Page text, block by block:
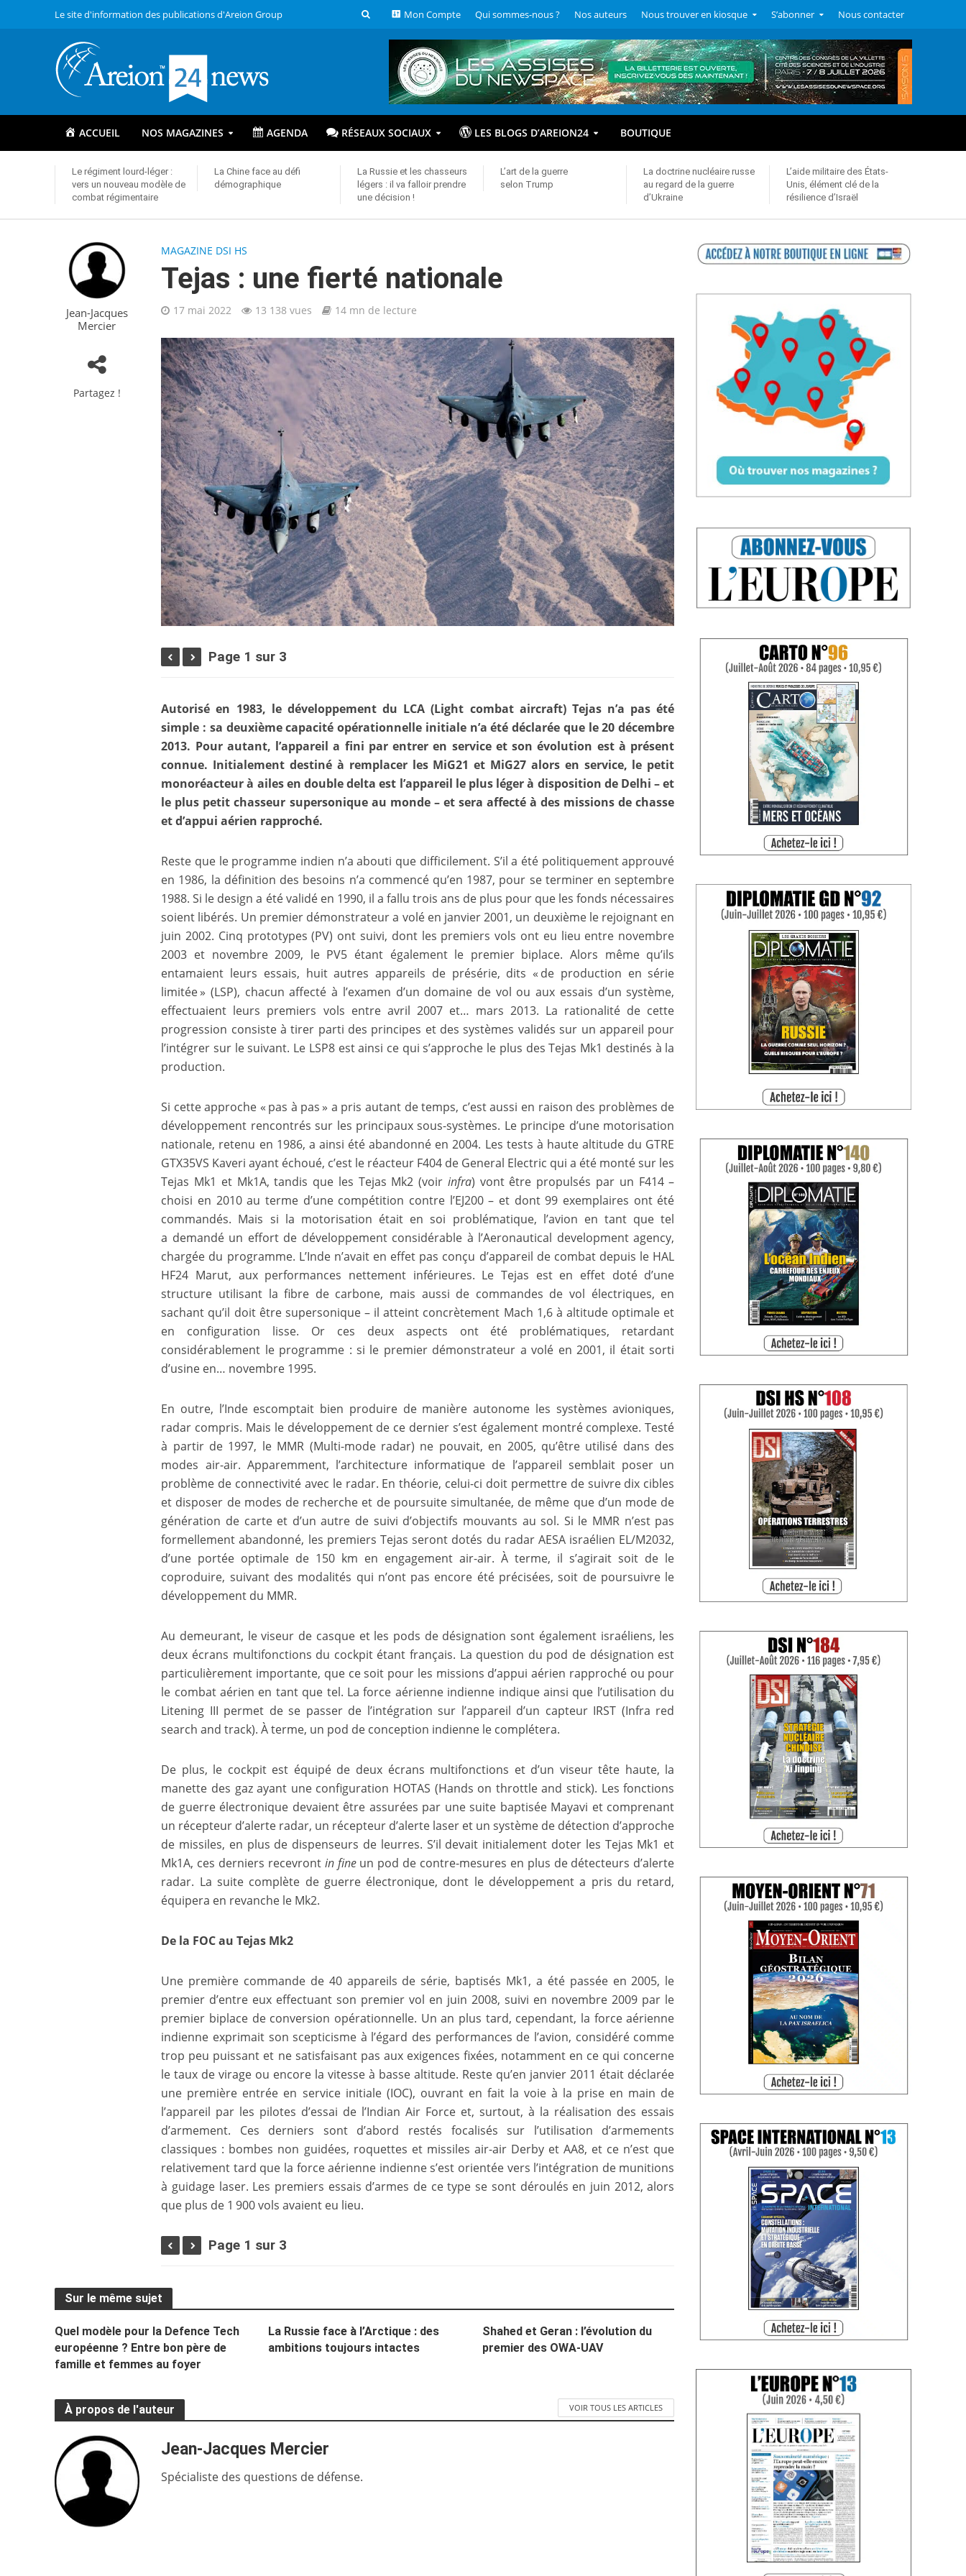
Le site d'information des publications d'Areion Group Mon Compte Qui sommes-nous ? Nos auteurs Nous trouver en kiosque S’abonner Nous contacter
ACCUEIL NOS MAGAZINES AGENDA RÉSEAUX SOCIAUX LES BLOGS D’AREION24 BOUTIQUE
Le régiment lourd-léger :
vers un nouveau modèle de
combat régimentaire
La Chine face au défi
démographique
La Russie et les chasseurs
légers : il va falloir prendre
une décision !
L’art de la guerre
selon Trump
La doctrine nucléaire russe
au regard de la guerre
d’Ukraine
L’aide militaire des États-
Unis, élément clé de la
résilience d’Israël
Jean-Jacques
Mercier
Partagez !
MAGAZINE DSI HS
Tejas : une fierté nationale
17 mai 2022 13 138 vues 14 mn de lecture
Page 1 sur 3
Autorisé en 1983, le développement du LCA (Light combat aircraft) Tejas n’a pas été
simple : sa deuxième capacité opérationnelle initiale n’a été déclarée que le 20 décembre
2013. Pour autant, l’appareil a fini par entrer en service et son évolution est à présent
connue. Initialement destiné à remplacer les MiG21 et MiG27 alors en service, le petit
monoréacteur à ailes en double delta est l’appareil le plus léger à disposition de Delhi – et
le plus petit chasseur supersonique au monde – et sera affecté à des missions de chasse
et d’appui aérien rapproché.
Reste que le programme indien n’a abouti que difficilement. S’il a été politiquement approuvé
en 1986, la définition des besoins n’a commencé qu’en 1987, pour se terminer en septembre
1988. Si le design a été validé en 1990, il a fallu trois ans de plus pour que les fonds nécessaires
soient libérés. Un premier démonstrateur a volé en janvier 2001, un deuxième le rejoignant en
juin 2002. Cinq prototypes (PV) ont suivi, dont les premiers vols ont eu lieu entre novembre
2003 et novembre 2009, le PV5 étant également le premier biplace. Alors même qu’ils
entamaient leurs essais, huit autres appareils de présérie, dits « de production en série
limitée » (LSP), chacun affecté à l’examen d’un domaine de vol ou aux essais d’un système,
effectuaient leurs premiers vols entre avril 2007 et… mars 2013. La rationalité de cette
progression consiste à tirer parti des principes et des systèmes validés sur un appareil pour
l’intégrer sur le suivant. Le LSP8 est ainsi ce qui s’approche le plus des Tejas Mk1 destinés à la
production.
Si cette approche « pas à pas » a pris autant de temps, c’est aussi en raison des problèmes de
développement rencontrés sur les principaux sous-systèmes. Le principe d’une motorisation
nationale, retenu en 1986, a ainsi été abandonné en 2004. Les tests à haute altitude du GTRE
GTX35VS Kaveri ayant échoué, c’est le réacteur F404 de General Electric qui a été monté sur les
Tejas Mk1 et Mk1A, tandis que les Tejas Mk2 (voir infra) vont être propulsés par un F414 –
choisi en 2010 au terme d’une compétition contre l’EJ200 – et dont 99 exemplaires ont été
commandés. Mais si la motorisation était en soi problématique, l’avion en tant que tel
a demandé un effort de développement considérable à l’Aeronautical development agency,
chargée du programme. L’Inde n’avait en effet pas conçu d’appareil de combat depuis le HAL
HF24 Marut, aux performances nettement inférieures. Le Tejas est en effet doté d’une
structure utilisant la fibre de carbone, mais aussi de commandes de vol électriques, en
sachant qu’il doit être supersonique – il atteint concrètement Mach 1,6 à altitude optimale et
en configuration lisse. Or ces deux aspects ont été problématiques, retardant
considérablement le programme : si le premier démonstrateur a volé en 2001, il était sorti
d’usine en… novembre 1995.
En outre, l’Inde escomptait bien produire de manière autonome les systèmes avioniques,
radar compris. Mais le développement de ce dernier s’est également montré complexe. Testé
à partir de 1997, le MMR (Multi-mode radar) ne pouvait, en 2005, qu’être utilisé dans des
modes air-air. Apparemment, l’architecture informatique de l’appareil semblait poser un
problème de connectivité avec le radar. En théorie, celui-ci doit permettre de suivre dix cibles
et disposer de modes de recherche et de poursuite simultanée, de même que d’un mode de
génération de carte et d’un autre de suivi d’objectifs mouvants au sol. Si le MMR n’est pas
formellement abandonné, les premiers Tejas seront dotés du radar AESA israélien EL/M2032,
d’une portée optimale de 150 km en engagement air-air. À terme, il s’agirait soit de le
coproduire, suivant des modalités qui n’ont pas encore été précisées, soit de poursuivre le
développement du MMR.
Au demeurant, le viseur de casque et les pods de désignation sont également israéliens, les
deux écrans multifonctions du cockpit étant français. La question du pod de désignation est
particulièrement importante, que ce soit pour les missions d’appui aérien rapproché ou pour
le combat aérien en tant que tel. La force aérienne indienne indique ainsi que l’utilisation du
Litening III permet de se passer de l’intégration sur l’appareil d’un capteur IRST (Infra red
search and track). À terme, un pod de conception indienne le complétera.
De plus, le cockpit est équipé de deux écrans multifonctions et d’un viseur tête haute, la
manette des gaz ayant une configuration HOTAS (Hands on throttle and stick). Les fonctions
de guerre électronique devaient être assurées par une suite baptisée Mayavi et comprenant
un récepteur d’alerte radar, un récepteur d’alerte laser et un système de détection d’approche
de missiles, en plus de dispenseurs de leurres. S’il devait initialement doter les Tejas Mk1 et
Mk1A, ces derniers recevront in fineun pod de contre-mesures en plus de détecteurs d’alerte
radar. La suite complète de guerre électronique, dont le développement a pris du retard,
équipera en revanche le Mk2.
De la FOC au Tejas Mk2
Une première commande de 40 appareils de série, baptisés Mk1, a été passée en 2005, le
premier d’entre eux effectuant son premier vol en juin 2008, suivi en novembre 2009 par le
premier biplace de conversion opérationnelle. Un an plus tard, cependant, la force aérienne
indienne exprimait son scepticisme à l’égard des performances de l’avion, considéré comme
trop peu puissant et ne satisfaisant pas aux exigences fixées, notamment en ce qui concerne
le taux de virage ou encore la vitesse à basse altitude. Reste qu’en janvier 2011 était déclarée
une première entrée en service initiale (IOC), ouvrant en fait la voie à la prise en main de
l’appareil par les pilotes d’essai de l’Indian Air Force et, surtout, à la réalisation des essais
d’armement. Ces derniers sont d’abord restés focalisés sur l’utilisation d’armements
classiques : bombes non guidées, roquettes et missiles air-air Derby et AA8, et ce n’est que
relativement tard que la force aérienne indienne s’est orientée vers l’intégration de munitions
à guidage laser. Les premiers essais d’armes de ce type se sont déroulés en juin 2012, alors
que plus de 1 900 vols avaient eu lieu.
Page 1 sur 3
Sur le même sujet
Quel modèle pour la Defence Tech
européenne ? Entre bon père de
famille et femmes au foyer
La Russie face à l’Arctique : des
ambitions toujours intactes
Shahed et Geran : l’évolution du
premier des OWA-UAV
À propos de l'auteur VOIR TOUS LES ARTICLES
Jean-Jacques Mercier
Spécialiste des questions de défense.